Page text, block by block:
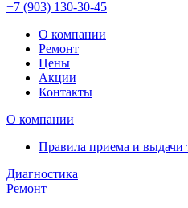
+7 (903) 130-30-45
О компании
Ремонт
Цены
Акции
Контакты
О компании
Правила приема и выдачи
Диагностика
Ремонт